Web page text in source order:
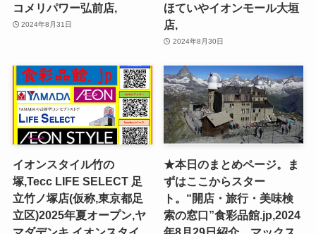
コメリパワー弘前店,
2024年8月31日
ほていやイオンモール大垣
店,
2024年8月30日
イオンスタイル竹の
塚,Tecc LIFE SELECT ⾜
⽴⽵ノ塚店(仮称,東京都足
立区)2025年夏オープン,ヤ
★本日のまとめページ。ま
ずはここからスター
ト。“開店・旅行・美味検
索の窓口”食彩品館.jp,2024